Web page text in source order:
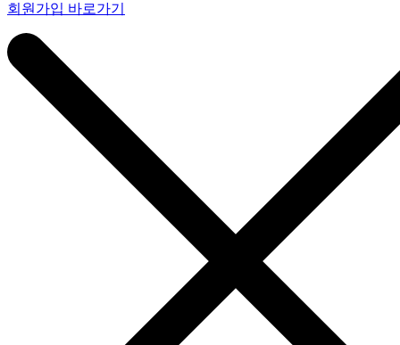
회원가입 바로가기